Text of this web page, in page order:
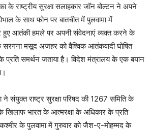
के राष्ट्रीय सुरक्षा सलाहकार जॉन बोल्टन ने अपने
के साथ फोन पर बातचीत में पुलवामा में
हुए आतंकी हमले पर अपनी संवेदनाएं व्यक्त करने के
मसूद अजहर को वैश्विक आतंकवादी घोषित
समर्थन जताया है। विदेश मंत्रालय के एक बयान
संयुक्त राष्ट्र सुरक्षा परिषद की 1267 समिति के
खिलाफ भारत के आत्मरक्षा के अधिकार के प्रति
के पुलवामा में गुरुवार को जैश-ए-मोहम्मद के